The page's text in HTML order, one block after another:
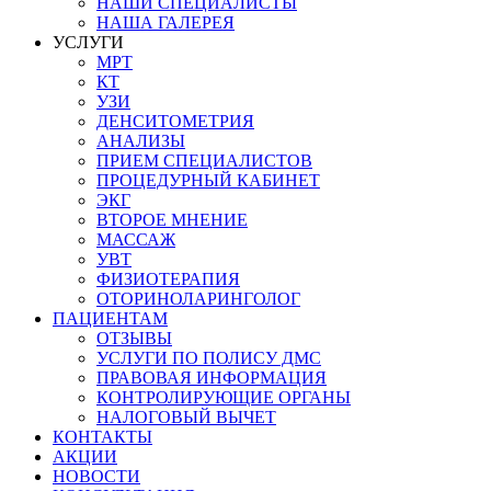
НАША ГАЛЕРЕЯ
УСЛУГИ
МРТ
КТ
УЗИ
ДЕНСИТОМЕТРИЯ
АНАЛИЗЫ
ПРИЕМ СПЕЦИАЛИСТОВ
ПРОЦЕДУРНЫЙ КАБИНЕТ
ЭКГ
ВТОРОЕ МНЕНИЕ
МАССАЖ
УВТ
ФИЗИОТЕРАПИЯ
ОТОРИНОЛАРИНГОЛОГ
ПАЦИЕНТАМ
ОТЗЫВЫ
УСЛУГИ ПО ПОЛИСУ ДМС
ПРАВОВАЯ ИНФОРМАЦИЯ
КОНТРОЛИРУЮЩИЕ ОРГАНЫ
НАЛОГОВЫЙ ВЫЧЕТ
КОНТАКТЫ
АКЦИИ
НОВОСТИ